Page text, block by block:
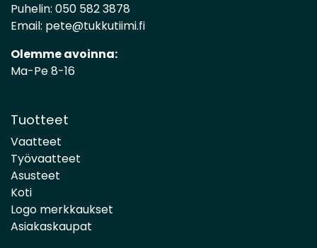
Puhelin: 050 582 3878
Email: pete@tukkutiimi.fi
Olemme avoinna:
Ma-Pe 8-16
Tuotteet
Vaatteet
Työvaatteet
Asusteet
Koti
Logo merkkaukset
Asiakaskaupat